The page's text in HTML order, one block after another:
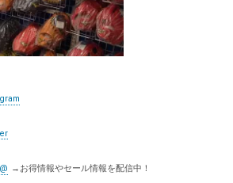
→お得情報やセール情報を配信中！